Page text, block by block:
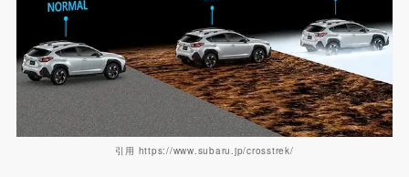
引用 https://www.subaru.jp/crosstrek/